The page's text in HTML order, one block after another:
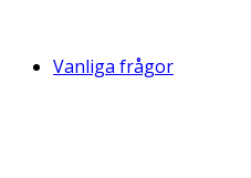
Vanliga frågor